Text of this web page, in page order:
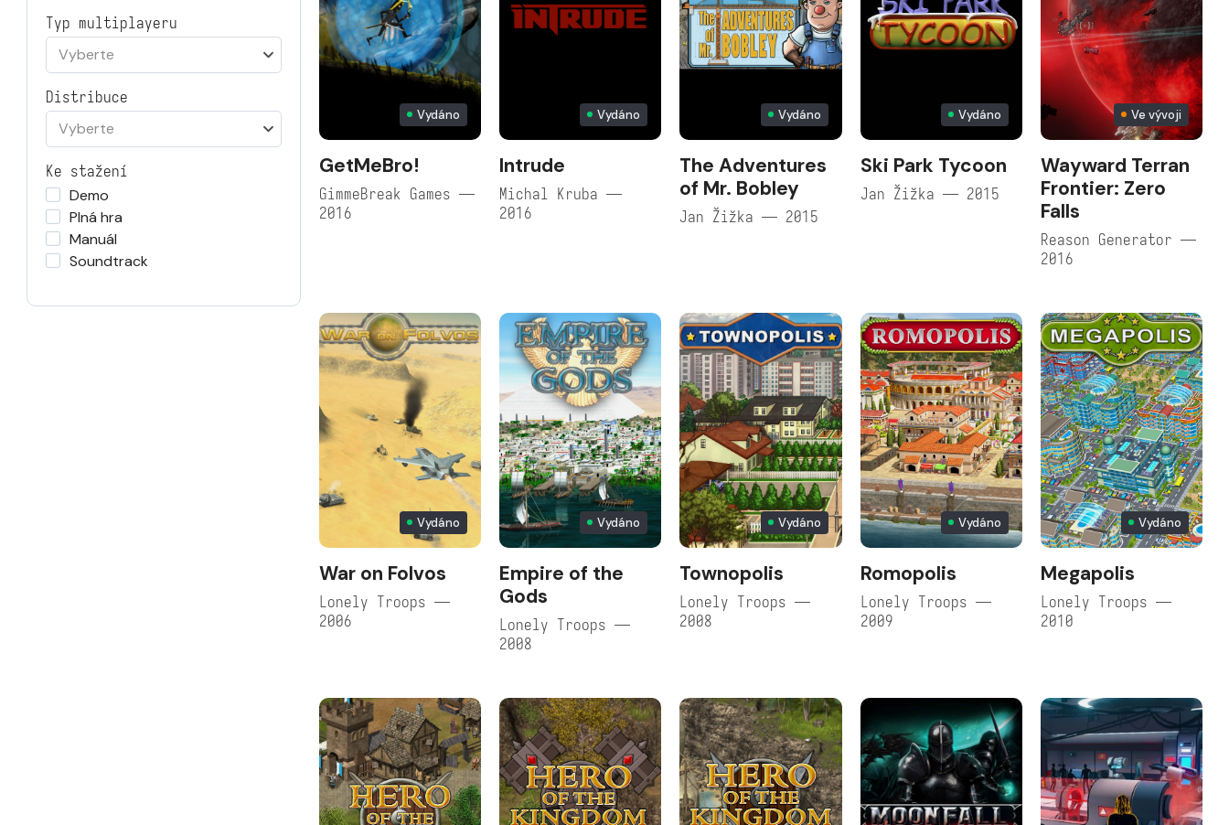
Typ multiplayeru
Vyberte
Distribuce
Vyberte
Ke stažení
Demo
Plná hra
Manuál
Soundtrack
Vydáno
GetMeBro!
GimmeBreak Games —
2016
Vydáno
Intrude
Michal Kruba —
2016
Vydáno
The Adventures
of Mr. Bobley
Jan Žižka — 2015
Vydáno
Ski Park Tycoon
Jan Žižka — 2015
Ve vývoji
Wayward Terran
Frontier: Zero
Falls
Reason Generator —
2016
Vydáno
War on Folvos
Lonely Troops —
2006
Vydáno
Empire of the
Gods
Lonely Troops —
2008
Vydáno
Townopolis
Lonely Troops —
2008
Vydáno
Romopolis
Lonely Troops —
2009
Vydáno
Megapolis
Lonely Troops —
2010